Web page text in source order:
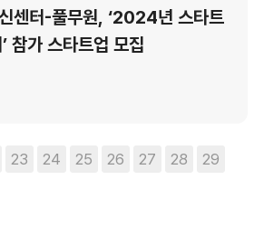
센터-풀무원, ‘2024년 스타트
참가 스타트업 모집
23 24 25 26 27 28
29